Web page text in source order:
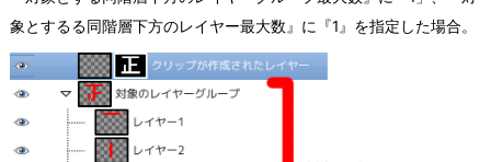
象とするる同階層下方のレイヤー最大数』に『1』を指定した場合。